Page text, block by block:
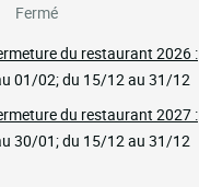
Fermé
du restaurant 2026 :
01/02; du 15/12 au 31/12
du restaurant 2027 :
30/01; du 15/12 au 31/12